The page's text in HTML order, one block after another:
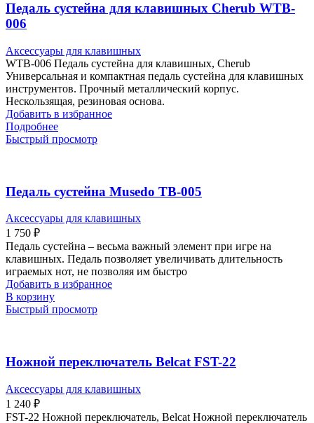
Педаль сустейна для клавишных Cherub WTB-
006
Аксессуары для клавишных
WTB-006 Педаль сустейна для клавишных, Cherub
Универсальная и компактная педаль сустейна для клавишных
инструментов. Прочный металлический корпус.
Нескользящая, резиновая основа.
Добавить в избранное
Подробнее
Быстрый просмотр
Педаль сустейна Musedo TB-005
Аксессуары для клавишных
1 750 ₽
Педаль сустейна – весьма важный элемент при игре на
клавишных. Педаль позволяет увеличивать длительность
играемых нот, не позволяя им быстро
Добавить в избранное
В корзину
Быстрый просмотр
Ножной переключатель Belcat FST-22
Аксессуары для клавишных
1 240 ₽
FST-22 Ножной переключатель, Belcat Ножной переключатель